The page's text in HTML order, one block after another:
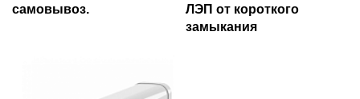
самовывоз.
ЛЭП от короткого
замыкания